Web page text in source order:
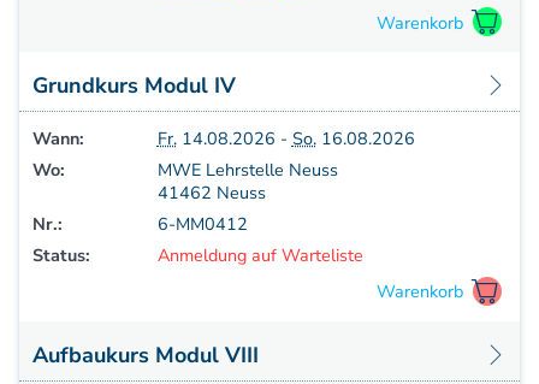
Viszerale Osteopathie II
Still/FPR
spez. Osteop. Manipulations-techniken
(HVLA)
Sportosteopathie I - Einführung
Osteopatische Woche
Kursreihe Cranio - Zertifikat (postgraduate)
Grundkurs Modul IV
Wann: Fr.14.08.2026 - So.16.08.2026
Wo:
MWE Lehrstelle Neuss
41462 Neuss
Nr.:
6-MM0412
Status:
Anmeldung auf Warteliste
Aufbaukurs Modul VIII